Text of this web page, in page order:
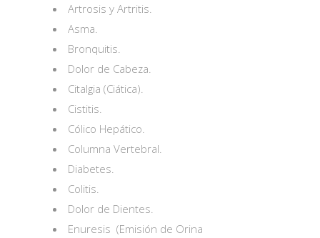
Artrosis y Artritis.
Asma.
Bronquitis.
Dolor de Cabeza.
Citalgia (Ciática).
Cistitis.
Cólico Hepático.
Columna Vertebral.
Diabetes.
Colitis.
Dolor de Dientes.
Enuresis (Emisión de Orina